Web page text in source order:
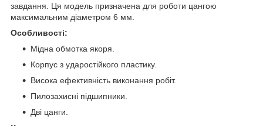
завдання. Ця модель призначена для роботи цангою
максимальним діаметром 6 мм.
Особливості:
Мідна обмотка якоря.
Корпус з ударостійкого пластику.
Висока ефективність виконання робіт.
Пилозахисні підшипники.
Дві цанги.